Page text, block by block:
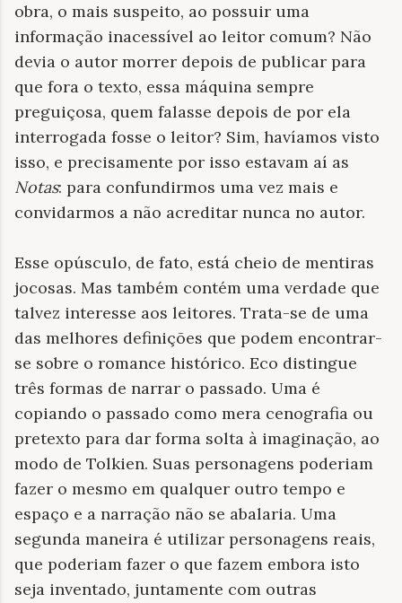
obra, o mais suspeito, ao possuir uma
informação inacessível ao leitor comum? Não
devia o autor morrer depois de publicar para
que fora o texto, essa máquina sempre
preguiçosa, quem falasse depois de por ela
interrogada fosse o leitor? Sim, havíamos visto
isso, e precisamente por isso estavam aí as
Notas: para confundirmos uma vez mais e
convidarmos a não acreditar nunca no autor.
Esse opúsculo, de fato, está cheio de mentiras
jocosas. Mas também contém uma verdade que
talvez interesse aos leitores. Trata-se de uma
das melhores definições que podem encontrar-
se sobre o romance histórico. Eco distingue
três formas de narrar o passado. Uma é
copiando o passado como mera cenografia ou
pretexto para dar forma solta à imaginação, ao
modo de Tolkien. Suas personagens poderiam
fazer o mesmo em qualquer outro tempo e
espaço e a narração não se abalaria. Uma
segunda maneira é utilizar personagens reais,
que poderiam fazer o que fazem embora isto
seja inventado, juntamente com outras